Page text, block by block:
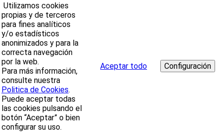
Utilizamos cookies
propias y de terceros
para fines analíticos
y/o estadísticos
anonimizados y para la
correcta navegación
por la web.
Para más información,
consulte nuestra
Politica de Cookies.
Puede aceptar todas
las cookies pulsando el
botón “Aceptar” o bien
configurar su uso.
Aceptar todo